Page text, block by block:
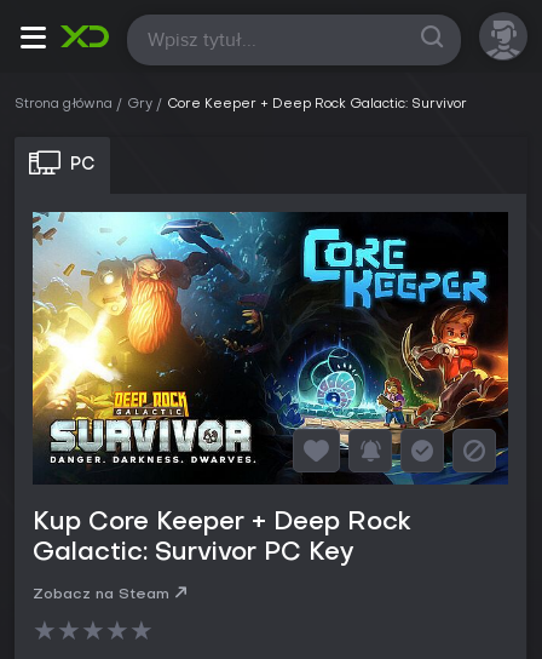
Wszystkie
Strona główna Gry Core Keeper + Deep Rock Galactic: Survivor
PC
Kup Core Keeper + Deep Rock
Galactic: Survivor PC Key
Zobacz na Steam
★★★★★